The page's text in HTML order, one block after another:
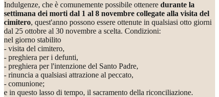
Indulgenze, che è comunemente possibile ottenere durante la
settimana dei morti dal 1 al 8 novembre collegate alla visita del
cimitero, quest'anno possono essere ottenute in qualsiasi otto giorni
dal 25 ottobre al 30 novembre a scelta. Condizioni:
nel giorno stabilito
- visita del cimitero,
- preghiera per i defunti,
- preghiera per l'intenzione del Santo Padre,
- rinuncia a qualsiasi attrazione al peccato,
- comunione;
e in questo lasso di tempo, il sacramento della riconciliazione.